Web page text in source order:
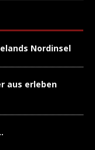
Nordinsel
aus erleben